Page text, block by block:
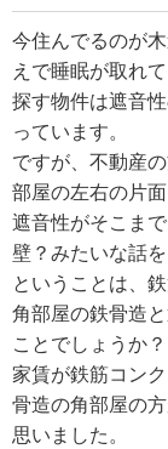
今住んでるのが
えで睡眠が取れ
探す物件は遮音
っています。
ですが、不動産
部屋の左右の片
遮音性がそこま
壁？みたいな話
ということは、
角部屋の鉄骨造
ことでしょうか？
家賃が鉄筋コン
骨造の角部屋の
思いました。